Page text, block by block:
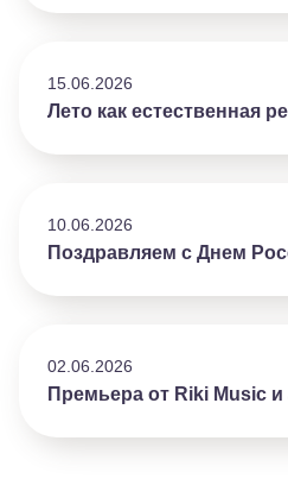
15.06.2026
Лето как естественная
10.06.2026
Поздравляем с Днем
02.06.2026
Премьера от Riki Music и